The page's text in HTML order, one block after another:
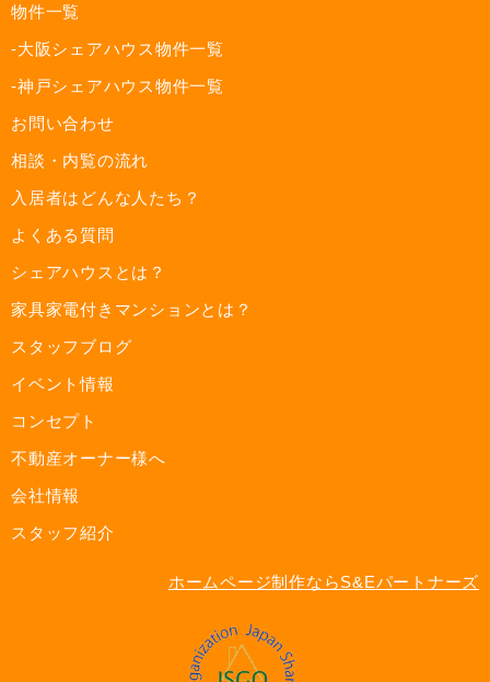
物件一覧
-大阪シェアハウス物件一覧
-神戸シェアハウス物件一覧
お問い合わせ
相談・内覧の流れ
入居者はどんな人たち？
よくある質問
シェアハウスとは？
家具家電付きマンションとは？
スタッフブログ
イベント情報
コンセプト
不動産オーナー様へ
会社情報
スタッフ紹介
ホームページ制作ならS&Eパートナーズ